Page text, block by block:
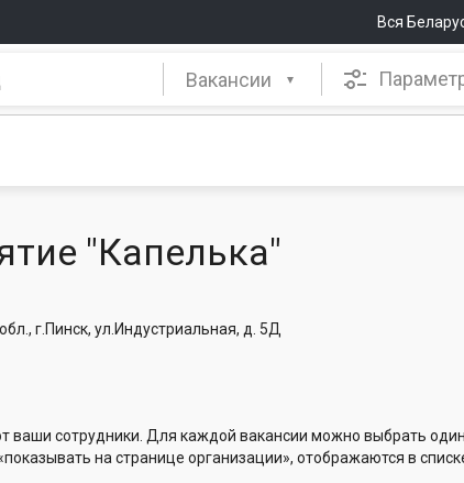
Вся
Вакансии
"Капелька"
г.Пинск, ул.Индустриальная, д. 5Д
ваши сотрудники. Для каждой вакансии можно выбрать
на странице организации», отображаются в